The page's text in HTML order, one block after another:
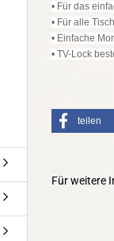
• Für das
• Für alle
• Einfache
• TV-Lock
teilen
Für weitere